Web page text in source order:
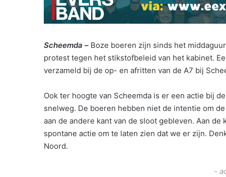
Scheemda – Boze boeren zijn sinds het
protest tegen het stikstofbeleid van het kabinet.
verzameld bij de op- en afritten van de A7 bij
Ook ter hoogte van Scheemda is er een actie bij
snelweg. De boeren hebben niet de intentie om
aan de andere kant van de sloot gebleven. Aan
spontane actie om te laten zien dat we er zijn.
Noord.
-